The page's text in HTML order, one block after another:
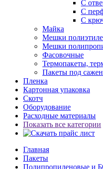
С
С
С
Майка
Мешки
Мешки
Фасовочные
Термопакеты,
Пакеты под
Пленка
Картонная упаковка
Скотч
Оборудование
Расходные материалы
Показать все категории
Главная
Пакеты
Полипропиленовые и